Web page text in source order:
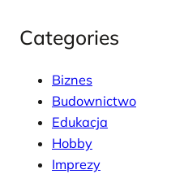
Categories
Biznes
Budownictwo
Edukacja
Hobby
Imprezy